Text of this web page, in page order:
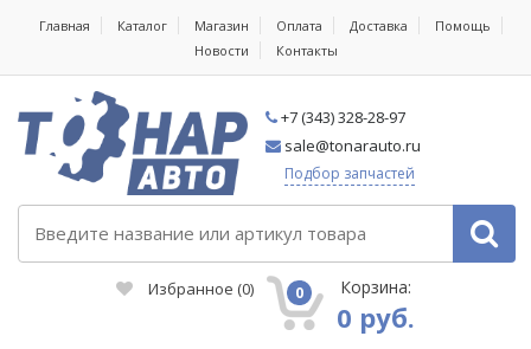
Главная Каталог Магазин Оплата Доставка
Помощь
Новости
Контакты
+7 (343) 328-28-97
sale@tonarauto.ru
Подбор запчастей
Избранное (0) 0 Корзина:
0 руб.